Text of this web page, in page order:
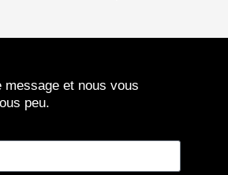
message et nous vous
peu.